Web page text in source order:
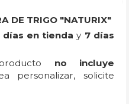
DE TRIGO "NATURIX"
días en tienda y 7 días
no incluye
personalizar, solicite